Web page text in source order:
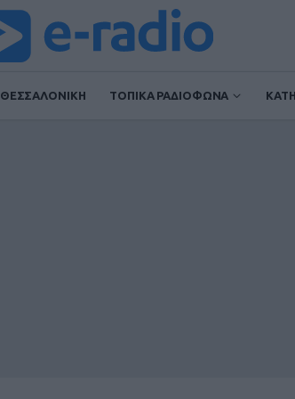
ΘΕΣΣΑΛΟΝΙΚΗ ΤΟΠΙΚΑ ΡΑΔΙΟΦΩΝΑ